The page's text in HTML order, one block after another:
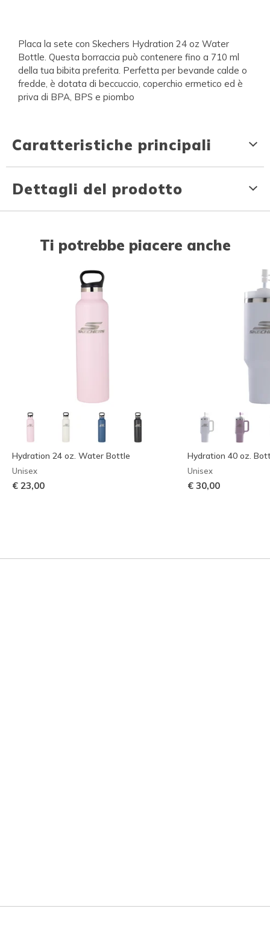
Placa la sete con Skechers Hydration 24 oz Water
Bottle. Questa borraccia può contenere fino a 710 ml
della tua bibita preferita. Perfetta per bevande calde o
fredde, è dotata di beccuccio, coperchio ermetico ed è
priva di BPA, BPS e piombo
Caratteristiche principali
Dettagli del prodotto
Ti potrebbe piacere anche
Hydration 24 oz. Water Bottle
Unisex
€ 23,00
Hydration 40 oz.
Unisex
€ 30,00